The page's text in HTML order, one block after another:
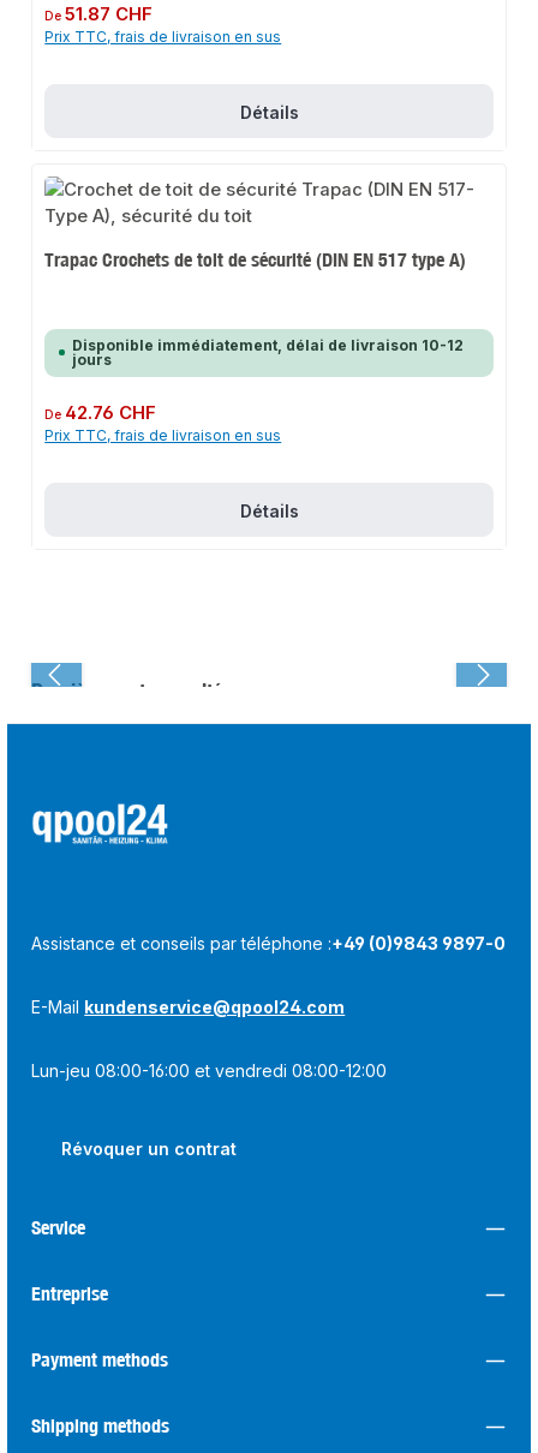
Prix régulier :
De51.87 CHF
Prix TTC, frais de livraison en sus
Détails
Trapac Crochets de toit de sécurité (DIN EN 517 type A)
Disponible immédiatement, délai de livraison 10-12
jours
Prix régulier :
De 42.76 CHF
Prix TTC, frais de livraison en sus
Détails
Dernièrement consulté :
Assistance et conseils par téléphone :+49 (0)9843 9897-0
E-Mail kundenservice@qpool24.com
Lun-jeu 08:00-16:00 et vendredi 08:00-12:00
Révoquer un contrat
Service
Entreprise
Payment methods
Shipping methods